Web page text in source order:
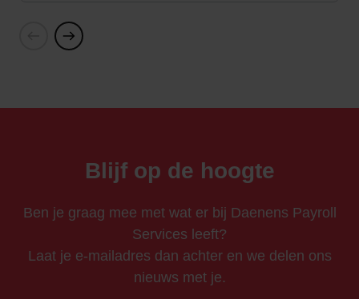
VorigeVolgende
Blijf op de hoogte
Ben je graag mee met wat er bij Daenens Payroll
Services leeft?
Laat je e-mailadres dan achter en we delen ons
nieuws met je.